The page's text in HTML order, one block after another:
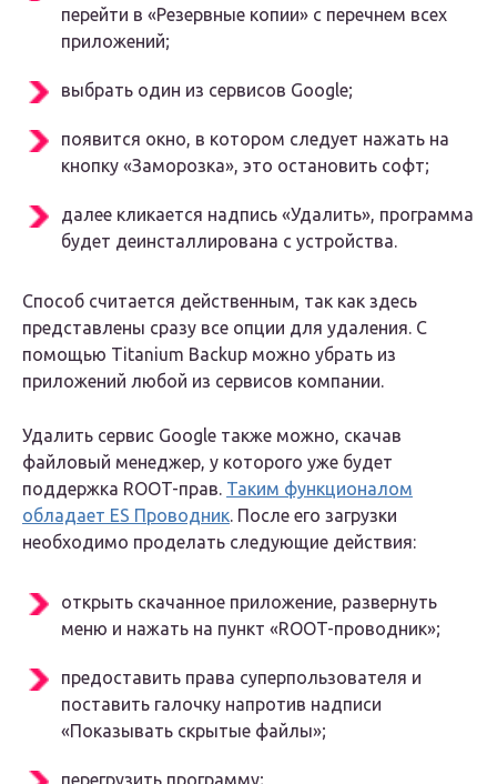
перейти в «Резервные копии» с перечнем всех
приложений;
выбрать один из сервисов Google;
появится окно, в котором следует нажать на
кнопку «Заморозка», это остановить софт;
далее кликается надпись «Удалить», программа
будет деинсталлирована с устройства.
Способ считается действенным, так как здесь
представлены сразу все опции для удаления. С
помощью Titanium Backup можно убрать из
приложений любой из сервисов компании.
Удалить сервис Google также можно, скачав
файловый менеджер, у которого уже будет
поддержка ROOT-прав. Таким функционалом
обладает ES Проводник. После его загрузки
необходимо проделать следующие действия:
открыть скачанное приложение, развернуть
меню и нажать на пункт «ROOT-проводник»;
предоставить права суперпользователя и
поставить галочку напротив надписи
«Показывать скрытые файлы»;